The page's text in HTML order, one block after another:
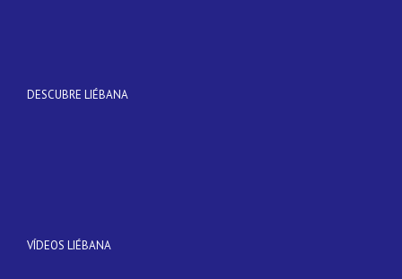
DESCUBRE LIÉBANA
VÍDEOS LIÉBANA